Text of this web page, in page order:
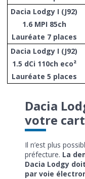
Dacia Lodgy I (J92)
1.6 MPI 85ch
Lauréate 7 places
Dacia Lodgy I (J92)
1.5 dCi 110ch eco²
Lauréate 5 places
Dacia
votre
Il n’est plus
préfecture. La
Dacia Lodgy
par voie